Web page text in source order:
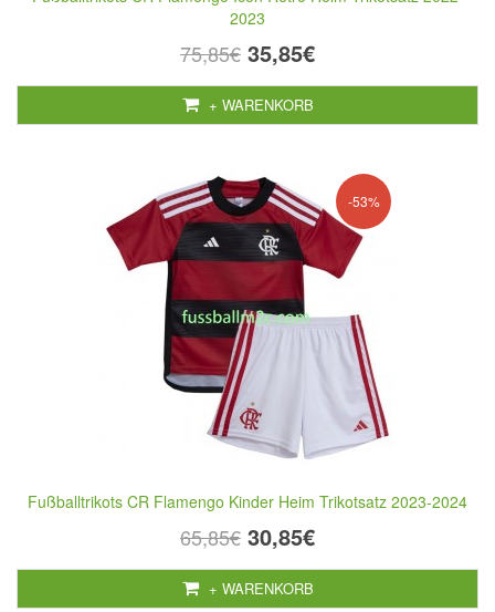
2023
75,85€ 35,85€
+ WARENKORB
-53%
Fußballtrikots CR Flamengo Kinder Heim Trikotsatz 2023-2024
65,85€ 30,85€
+ WARENKORB